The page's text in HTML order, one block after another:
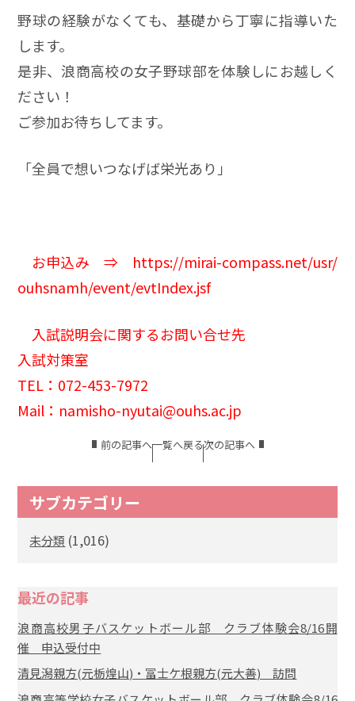
野球の経験がなくても、基礎から丁寧に指導いた
します。
是非、浪商高校の女子野球部を体験しにお越しく
ださい！
ご参加お待ちしてます。
「全員で想いつなげば栄光あり」
お申込み ⇒ https://mirai-compass.net/usr/
ouhsnamh/event/evtIndex.jsf
入試説明会に関するお問い合せ先
入試対策室
TEL：072-453-7972
Mail：namisho-nyutai@ouhs.ac.jp
前の記事へ一覧へ戻る次の記事へ
サブカテゴリー
未分類 (1,016)
最近の記事
浪商高校男子バスケットボール部 クラブ体験会8/16開
催 申込受付中
清見潟親方(元栃煌山)・冨士ケ根親方(元大善) 訪問